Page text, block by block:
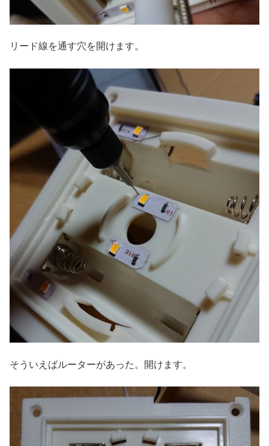
リード線を通す穴を開けます。
そういえばルーターがあった。開けます。